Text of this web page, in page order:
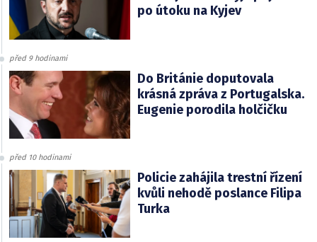
po útoku na Kyjev
před 9 hodinami
Do Británie doputovala
krásná zpráva z Portugalska.
Eugenie porodila holčičku
před 10 hodinami
Policie zahájila trestní řízení
kvůli nehodě poslance Filipa
Turka